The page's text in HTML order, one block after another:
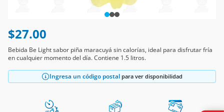
$27.00
Bebida Be Light sabor piña maracuyá sin calorías, ideal para disfrutar fría
en cualquier momento del día. Contiene 1.5 litros.
Ingresa un código postal para ver disponibilidad